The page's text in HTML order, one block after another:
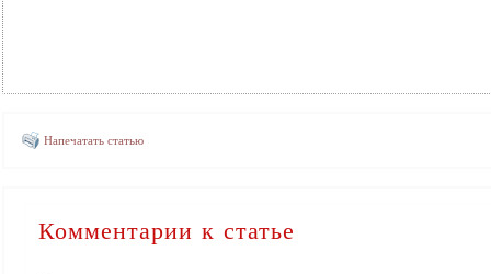
Напечатать статью
Комментарии к статье